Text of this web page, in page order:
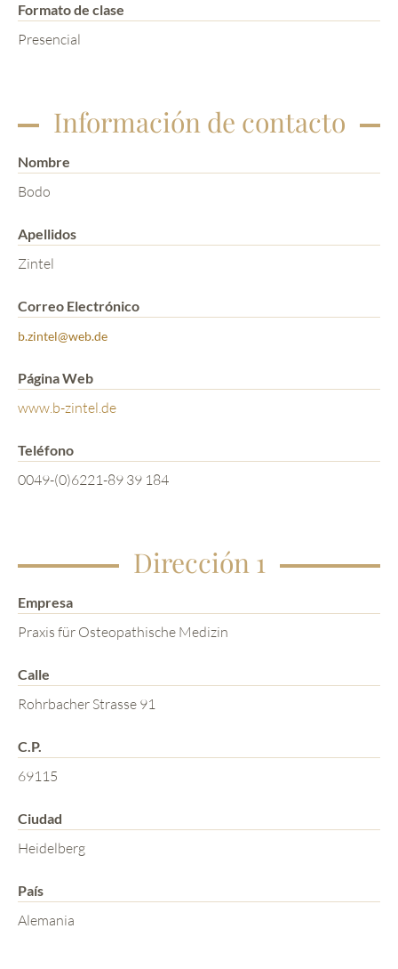
Formato de clase
Presencial
Información de contacto
Nombre
Bodo
Apellidos
Zintel
Correo Electrónico
b.zintel@web.de
Página Web
www.b-zintel.de
Teléfono
0049-(0)6221-89 39 184
Dirección 1
Empresa
Praxis für Osteopathische Medizin
Calle
Rohrbacher Strasse 91
C.P.
69115
Ciudad
Heidelberg
País
Alemania